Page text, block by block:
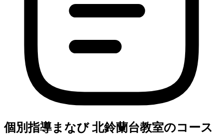
個別指導まなび 北鈴蘭台教室のコース